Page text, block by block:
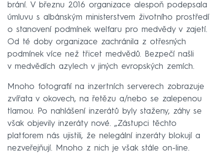
brání. V březnu 2016 organizace alespoň podepsala
úmluvu s albánským ministerstvem životního prostředí
o stanovení podmínek welfaru pro medvědy v zajetí.
Od té doby organizace zachránila z otřesných
podmínek více než třicet medvědů. Bezpečí našli
v medvědích azylech v jiných evropských zemích.
Mnoho fotografií na inzertních serverech zobrazuje
zvířata v okovech, na řetězu a/nebo se zalepenou
tlamou. Po nahlášení inzerátů byly staženy, záhy se
však objevily inzeráty nové. „Zástupci těchto
platforem nás ujistili, že nelegální inzeráty blokují a
nezveřejňují. Mnoho z nich je však stále on-line.